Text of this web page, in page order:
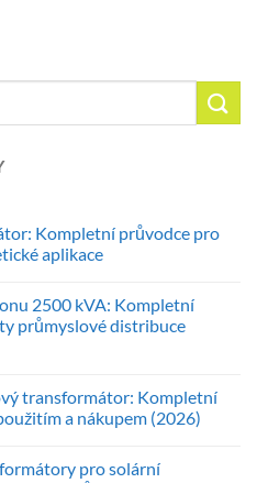
Kompletní průvodce pro
aplikace
2500 kVA: Kompletní
průmyslové distribuce
transformátor: Kompletní
a nákupem (2026)
pro solární